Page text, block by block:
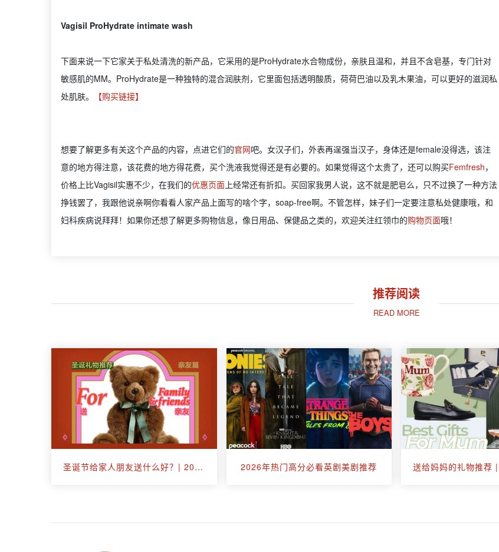
Vagisil ProHydrate intimate wash
下面来说一下它家关于私处清洗的新产品，它采用的是ProHydrate水合物成份，亲肤且温和，并且不含皂基，专门针对
敏感肌的MM。ProHydrate是一种独特的混合润肤剂，它里面包括透明酸质，荷荷巴油以及乳木果油，可以更好的滋润私
处肌肤。
【购买链接】
想要了解更多有关这个产品的内容，点进它们的官网吧。女汉子们，外表再逞强当汉子，身体还是female没得选，该注
意的地方得注意，该花费的地方得花费，买个洗液我觉得还是有必要的。如果觉得这个太贵了，还可以购买Femfresh，
价格上比Vagisil实惠不少，在我们的优惠页面 上经常还有折扣。买回家我男人说，这不就是肥皂么，只不过换了一种方法
挣钱罢了，我跟他说亲啊你看看人家产品上面写的啥个字，soap-free啊。不管怎样，妹子们一定要注意私处健康哦，和
妇科疾病说拜拜！如果你还想了解更多购物信息，像日用品、保健品之类的，欢迎关注红领巾的购物页面哦！
推荐阅读
READ MORE
圣诞节给家人朋友送什么好？| 2025年圣诞礼物推荐 2026年热门高分必看英剧美剧推荐